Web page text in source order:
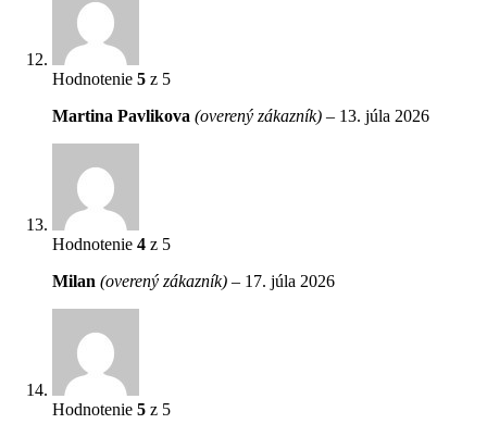
Hodnotenie 5 z 5
Martina Pavlikova (overený zákazník) – 13. júla 2026
Hodnotenie 4 z 5
Milan (overený zákazník) – 17. júla 2026
Hodnotenie 5 z 5